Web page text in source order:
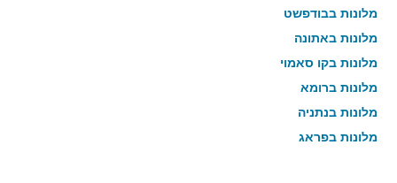
מלונות בבודפשט
מלונות באתונה
מלונות בקו סאמוי
מלונות ברומא
מלונות בנתניה
מלונות בפראג